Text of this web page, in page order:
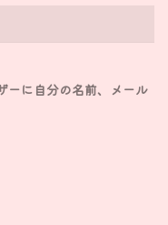
ーに自分の名前、メール